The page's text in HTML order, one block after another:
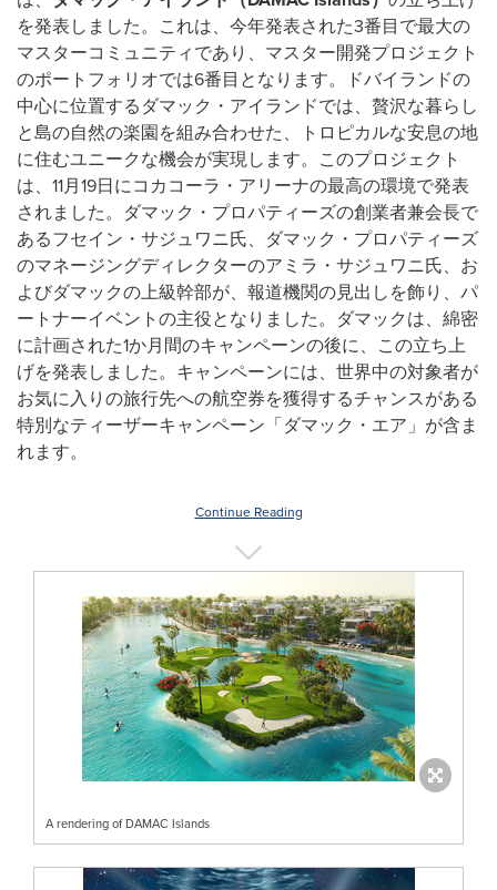
を発表しました。これは、今年発表された3番目で最大の
マスターコミュニティであり、マスター開発プロジェクト
のポートフォリオでは6番目となります。ドバイランドの
中心に位置するダマック・アイランドでは、贅沢な暮らし
と島の自然の楽園を組み合わせた、トロピカルな安息の地
に住むユニークな機会が実現します。このプロジェクト
は、11月19日にコカコーラ・アリーナの最高の環境で発表
されました。ダマック・プロパティーズの創業者兼会長で
あるフセイン・サジュワニ氏、ダマック・プロパティーズ
のマネージングディレクターのアミラ・サジュワニ氏、お
よびダマックの上級幹部が、報道機関の見出しを飾り、パ
ートナーイベントの主役となりました。ダマックは、綿密
に計画された1か月間のキャンペーンの後に、この立ち上
げを発表しました。キャンペーンには、世界中の対象者が
お気に入りの旅行先への航空券を獲得するチャンスがある
特別なティーザーキャンペーン「ダマック・エア」が含ま
れます。
Continue Reading
A rendering of DAMAC Islands